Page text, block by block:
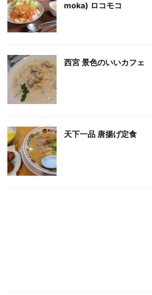
moka) ロコモコ
西宮 景色のいいカフェ
天下一品 唐揚げ定食